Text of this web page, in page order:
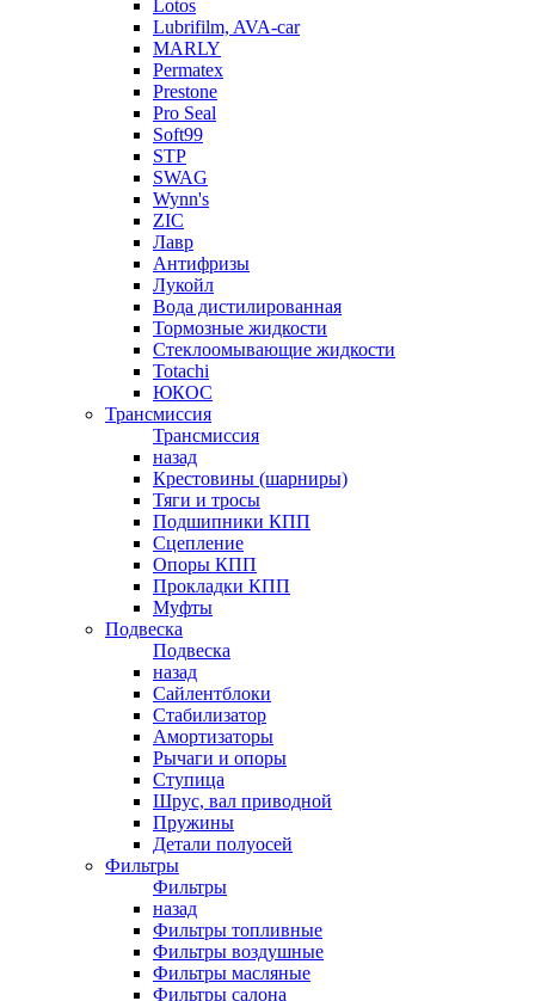
Lotos
Lubrifilm, AVA-car
MARLY
Permatex
Prestone
Pro Seal
Soft99
STP
SWAG
Wynn's
ZIC
Лавр
Антифризы
Лукойл
Вода дистилированная
Тормозные жидкости
Стеклоомывающие жидкости
Totachi
ЮКОС
Трансмиссия
Трансмиссия
назад
Крестовины (шарниры)
Тяги и тросы
Подшипники КПП
Сцепление
Опоры КПП
Прокладки КПП
Муфты
Подвеска
Подвеска
назад
Сайлентблоки
Стабилизатор
Амортизаторы
Рычаги и опоры
Ступица
Шрус, вал приводной
Пружины
Детали полуосей
Фильтры
Фильтры
назад
Фильтры топливные
Фильтры воздушные
Фильтры масляные
Фильтры салона